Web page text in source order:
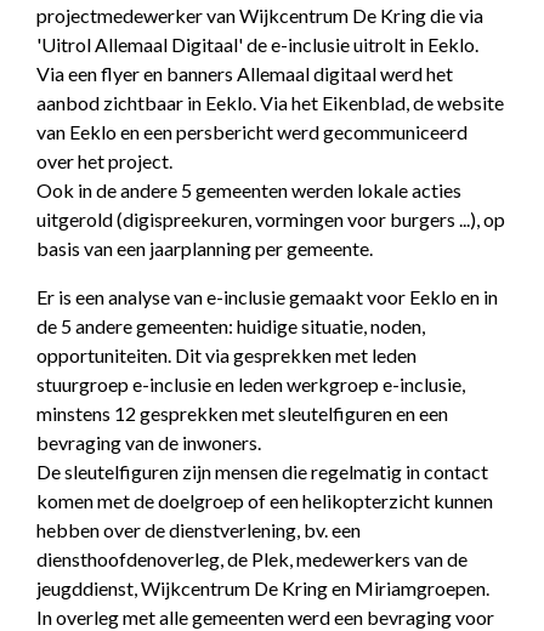
projectmedewerker van Wijkcentrum De Kring die via
'Uitrol Allemaal Digitaal' de e-inclusie uitrolt in Eeklo.
Via een flyer en banners Allemaal digitaal werd het
aanbod zichtbaar in Eeklo. Via het Eikenblad, de website
van Eeklo en een persbericht werd gecommuniceerd
over het project.
Ook in de andere 5 gemeenten werden lokale acties
uitgerold (digispreekuren, vormingen voor burgers ...), op
basis van een jaarplanning per gemeente.
Er is een analyse van e-inclusie gemaakt voor Eeklo en in
de 5 andere gemeenten: huidige situatie, noden,
opportuniteiten. Dit via gesprekken met leden
stuurgroep e-inclusie en leden werkgroep e-inclusie,
minstens 12 gesprekken met sleutelfiguren en een
bevraging van de inwoners.
De sleutelfiguren zijn mensen die regelmatig in contact
komen met de doelgroep of een helikopterzicht kunnen
hebben over de dienstverlening, bv. een
diensthoofdenoverleg, de Plek, medewerkers van de
jeugddienst, Wijkcentrum De Kring en Miriamgroepen.
In overleg met alle gemeenten werd een bevraging voor